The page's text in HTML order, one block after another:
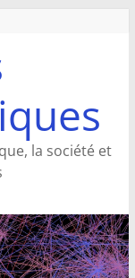
la société et